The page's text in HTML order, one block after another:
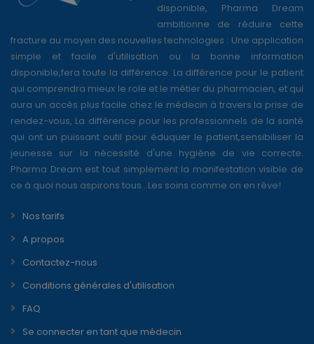
disponible, Pharma Dream
ambitionne de réduire cette
fracture au moyen des nouvelles technologies : Une application
simple et facile d'utilisation ou la bonne information
disponible,fera toute la différence. La différence pour le patient
qui comprendra mieux le role et le métier du pharmacien, et qui
aura un accès plus facile chez le médecin à travers la prise de
rendez-vous, La différence pour les professionnels de la santé
qui ont un puissant outil pour éduquer le patient,sensibiliser la
jeunesse sur la nécessité d'une hygiène de vie correcte.
Pharma Dream est tout simplement la manifestation visible de
ce à quoi nous aspirons tous...Les soins comme on en rêve!
Nos tarifs
A propos
Contactez-nous
Conditions générales d'utilisation
FAQ
Se connecter en tant que médecin